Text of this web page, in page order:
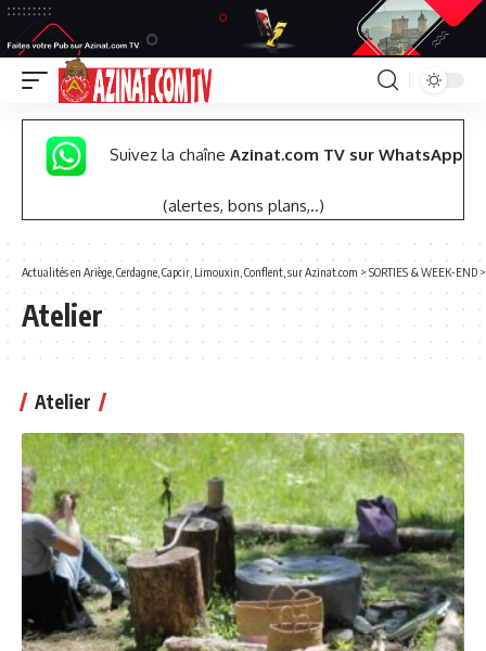
Suivez la chaîne Azinat.com TV sur WhatsApp
(alertes, bons plans,..)
Actualités en Ariège, Cerdagne, Capcir, Limouxin, Conflent, sur Azinat.com > SORTIES & WEEK-END
Atelier
Atelier